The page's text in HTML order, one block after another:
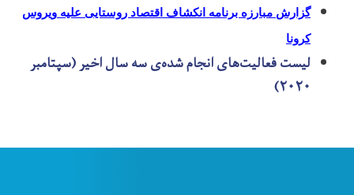
گزارش مبارزه برنامه انکشاف اقتصاد روستایی علیه ویروس
کرونا
لیست فعالیت‌های انجام شده‌ی سه سال اخیر (سپتامبر
۲۰۲۰)